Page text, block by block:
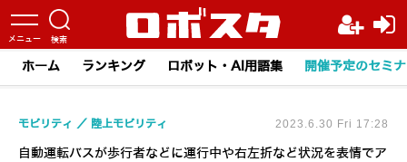
ホーム ランキング ロボット・AI用語集 開催予定のセミ
自動運転バスが歩行者などに運行中や右左折など状況を表情でア
モビリティ 陸上モビリティ 2023.6.30 Fri 17:28